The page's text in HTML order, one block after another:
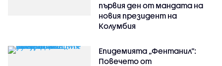
първия ден от мандата на
новия президент на
Колумбия
Епидемията „Фентанил”:
Повечето от